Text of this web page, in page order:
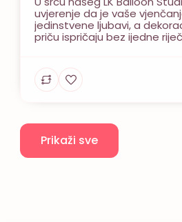
uvjerenje da je vaše
jedinstvene ljubavi, a
priču ispričaju bez ijedne
pokreće je pronalaženje
spajajući nježnost umjetnog
Prikaži sve